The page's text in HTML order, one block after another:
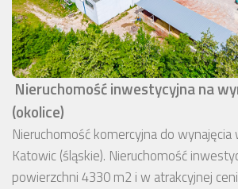
Nieruchomość inwestycyjna na
(okolice)
Nieruchomość komercyjna do wynajęcia
Katowic (śląskie). Nieruchomość
powierzchni 4330 m2 i w atrakcyjnej